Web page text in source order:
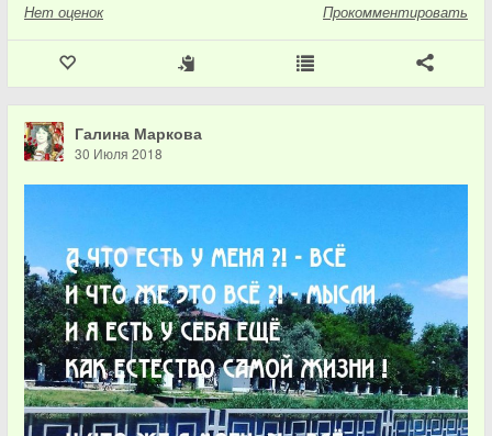
Нет оценок Прокомментировать
Галина Маркова
30 Июля 2018